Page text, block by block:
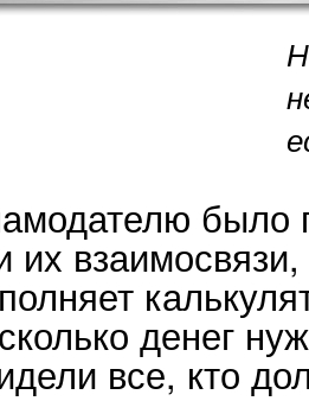
было
их
денег
все, кто